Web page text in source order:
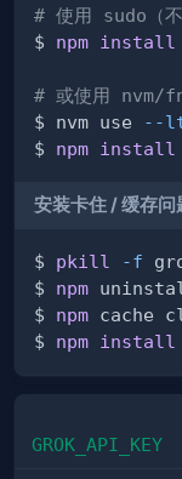
# 使用 sudo（
$ npm install
# 或使用 nvm/
$ nvm use
--
$ npm install
安装卡住 / 缓存问
$ pkill -f
$ npm
$ npm cache
$ npm install
GROK_API_KEY